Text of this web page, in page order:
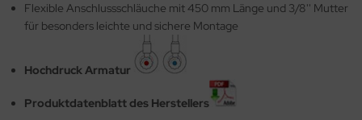
Flexible Anschlussschläuche mit 450 mm Länge und 3/8'' Mutter
für besonders leichte und sichere Montage
Hochdruck Armatur
Produktdatenblatt des Herstellers